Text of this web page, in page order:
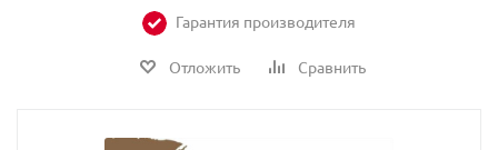
Гарантия производителя
Отложить Сравнить